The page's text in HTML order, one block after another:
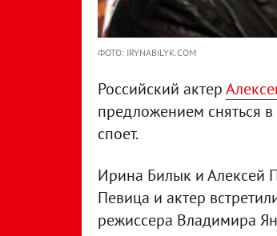
ФОТО: IRYNABILYK.COM
Российский актер
предложением сняться
споет.
Ирина Билык и Алексей
Певица и актер
режиссера Владимира